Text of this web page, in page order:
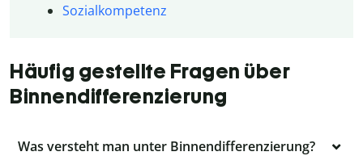
Sozialkompetenz
Häufig gestellte Fragen über
Binnendifferenzierung
Was versteht man unter Binnendifferenzierung?